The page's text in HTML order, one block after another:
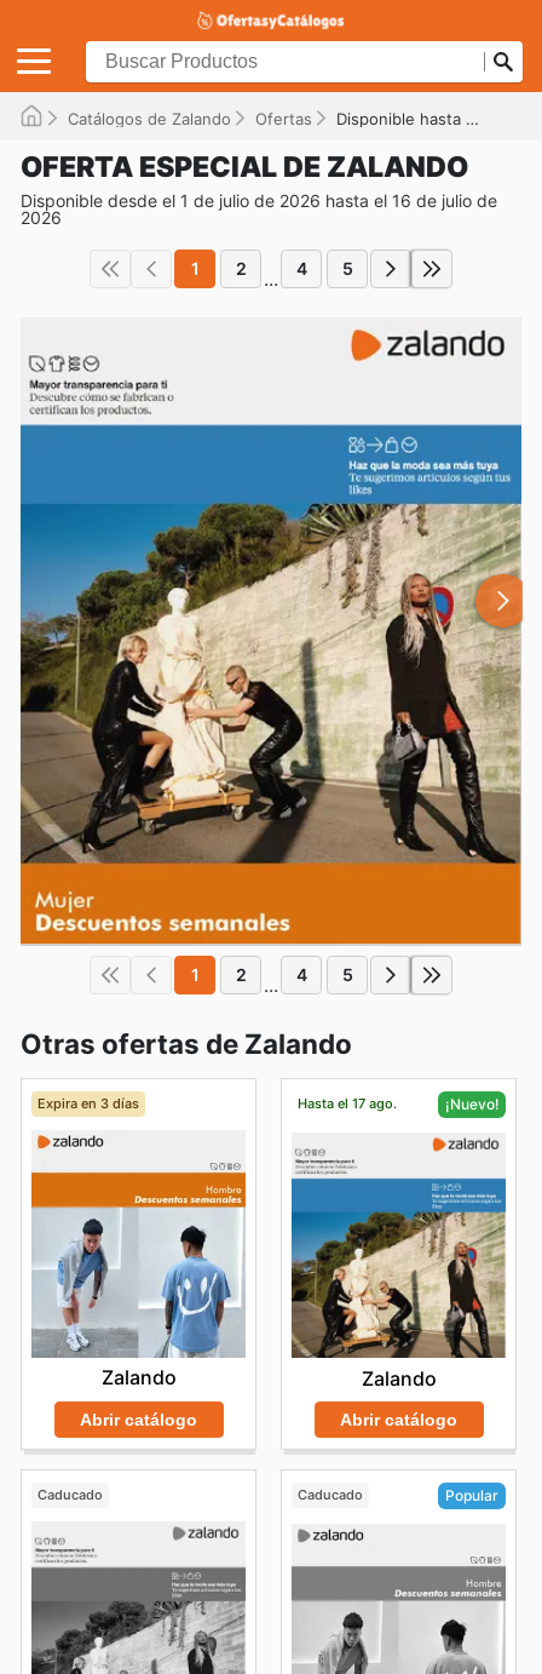
Catálogos de Zalando Ofertas Disponible hasta el 16/07/2026
OFERTA ESPECIAL DE ZALANDO
Disponible desde el 1 de julio de 2026 hasta el 16 de julio de
2026
1 2 ... 4 5
1 2 ... 4 5
Otras ofertas de Zalando
Expira en 3 días
Zalando
Abrir catálogo
Hasta el 17 ago. ¡Nuevo!
Zalando
Abrir catálogo
Caducado Caducado Popular